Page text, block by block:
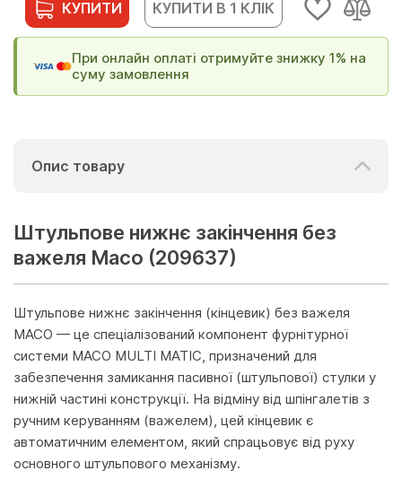
КУПИТИ КУПИТИ В 1 КЛІК
При онлайн оплаті отримуйте знижку 1% на
суму замовлення
Опис товару
Штульпове нижнє закінчення без
важеля Maco (209637)
Штульпове нижнє закінчення (кінцевик) без важеля
MACO — це спеціалізований компонент фурнітурної
системи MACO MULTI MATIC, призначений для
забезпечення замикання пасивної (штульпової) стулки у
нижній частині конструкції. На відміну від шпінгалетів з
ручним керуванням (важелем), цей кінцевик є
автоматичним елементом, який спрацьовує від руху
основного штульпового механізму.